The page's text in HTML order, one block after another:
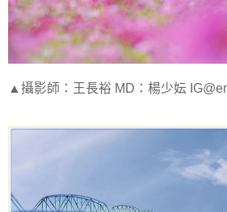
▲攝影師：王長裕 MD：楊少妘